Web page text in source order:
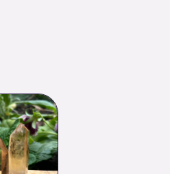
Plage
de
prix :
32.00 €
à
45.00 €